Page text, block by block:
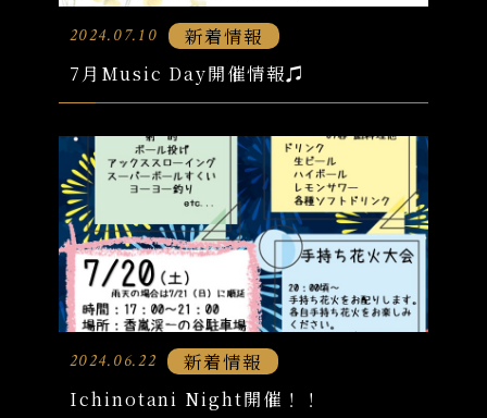
2024.07.10
新着情報
7月Music Day開催情報♫
2024.06.22
新着情報
Ichinotani Night開催！！